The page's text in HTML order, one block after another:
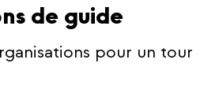
de guide
pour un tour